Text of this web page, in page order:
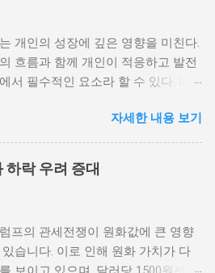
화되고, 이로 인해 내전의 위험이
와 같은 경우, 국민들은 정부에 대
끼고, 체제 전복을 위해 무장 세력
도 정치적 불안정성이 높은 국가에
전이 발발했던 예가 많다. 이러한
황을 방지하기 위해서는 먼저 정치
하나는 경제적 불균형이다. 경제가
의해 독점되고, 대다수의 국민이 경
개인의 성장에 깊은 영향을 미친다.
흐름과 함께 개인이 적응하고 발전
서 필수적인 요소라 할 수 있다. 따
것이 필요하다. 사회 변화의 의미와 구
란 특정 사회의 구조, 문화, 가치관
지남에 따라 변화하는 과정을 의미
변화는 다양한 요인에 의해 발생할
. 예를 들어, 산업 혁명은 사람들이
과 생활 방식을 완전히 변화시켰다.
자세한 내용 보기
하락 우려 증대
프의 관세전쟁이 원화값에 큰 영향
습니다. 이로 인해 원화 가치가 다